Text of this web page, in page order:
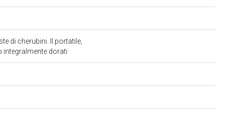
di cherubini. Il portatile,
integralmente dorati